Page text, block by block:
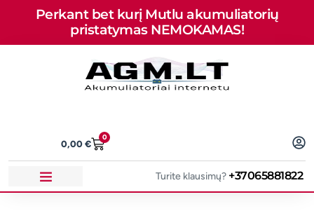
Perkant bet kurį Mutlu akumuliatorių
pristatymas NEMOKAMAS!
0,00€
0
Turite klausimų? +37065881822